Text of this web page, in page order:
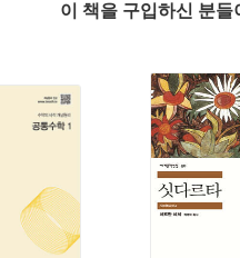
이 책을 구입하신 분